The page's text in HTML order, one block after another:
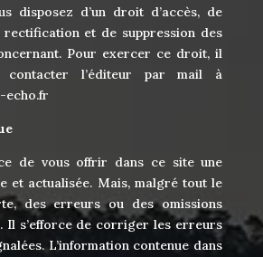
disposez d’un droit d’accès, de
et de suppression des
Pour exercer ce droit, il
l’éditeur par mail à
echo.fr
de vous offrir dans ce site une
et actualisée. Mais, malgré tout le
des erreurs ou des omissions
Il s’efforce de corriger les erreurs
L’information contenue dans